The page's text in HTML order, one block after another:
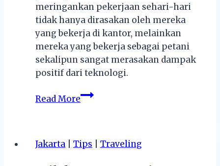
meringankan pekerjaan sehari-hari
tidak hanya dirasakan oleh mereka
yang bekerja di kantor, melainkan
mereka yang bekerja sebagai petani
sekalipun sangat merasakan dampak
positif dari teknologi.
Read MoreTips
Jakarta
Tips Traveling